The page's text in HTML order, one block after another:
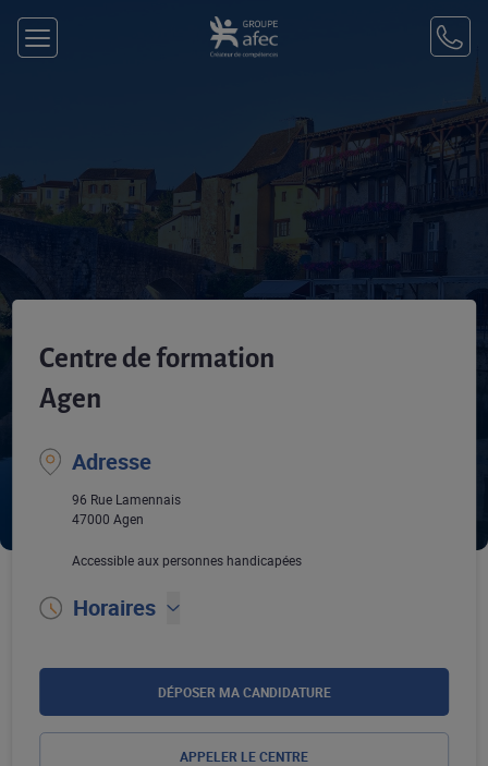
Centre de formation
Agen
Adresse
96 Rue Lamennais
47000 Agen
Accessible aux personnes handicapées
Horaires
DÉPOSER MA CANDIDATURE
APPELER LE CENTRE